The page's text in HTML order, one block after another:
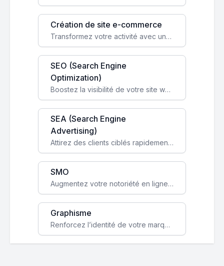
Création de site e-commerce
Transformez votre activité avec une boutique en ligne, accessible à l'échelle mondiale 24/7.
SEO (Search Engine
Optimization)
Boostez la visibilité de votre site web sur Google et attirez du trafic qualifié grâce à nos stratégies SEO.
SEA (Search Engine
Advertising)
Attirez des clients ciblés rapidement avec des campagnes publicitaires payantes optimisées pour vos objectifs.
SMO
Augmentez votre notoriété en ligne et stimulez la croissance de votre entreprise grâce à une stratégie sociale sur mesure.
Graphisme
Renforcez l’identité de votre marque avec un design unique qui capte l’attention et engage vos clients.